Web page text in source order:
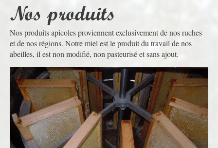
Nos produits
Nos produits apicoles proviennent exclusivement de nos ruches
et de nos régions. Notre miel est le produit du travail de nos
abeilles, il est non modifié, non pasteurisé et sans ajout.